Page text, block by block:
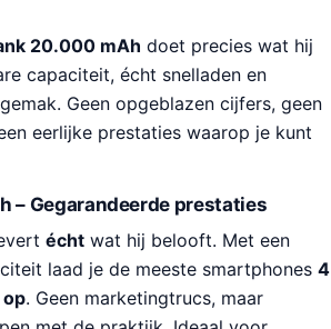
20.000 mAh doet precies wat hij
capaciteit, écht snelladen en
Geen opgeblazen cijfers, geen
eerlijke prestaties waarop je kunt
– Gegarandeerde prestaties
écht wat hij belooft. Met een
laad je de meeste smartphones 4
. Geen marketingtrucs, maar